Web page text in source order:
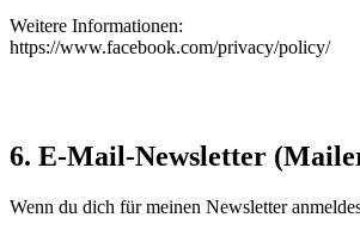
Weitere Informationen:
https://www.facebook.com/privacy/policy/
6. E-Mail-Newsletter
Wenn du dich für meinen Newsletter